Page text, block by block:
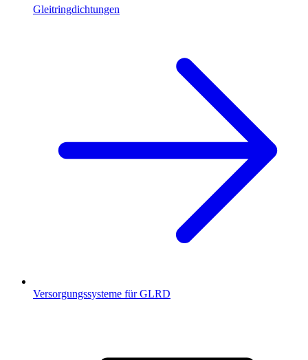
Gleitringdichtungen
Versorgungssysteme für GLRD